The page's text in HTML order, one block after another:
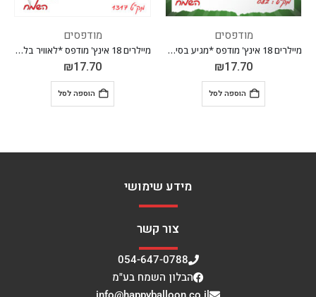
מיילרים 18 אינץ' מודפס *מגיע בסיטונאות חבילה של 5 יח' * מיילרים 18 אינץ' מודפס *לאוויר בלבד* *מגיע בסיטונאות חבילה של 5 יח' *
מידע שימושי
צור קשר
054-647-0788
הבלון השמח בע"מ